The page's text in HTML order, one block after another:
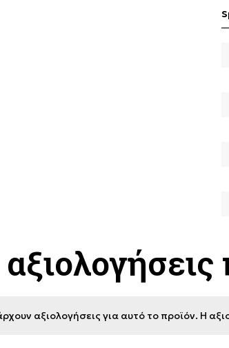
αξιολογήσεις για αυτό το προϊόν. Η